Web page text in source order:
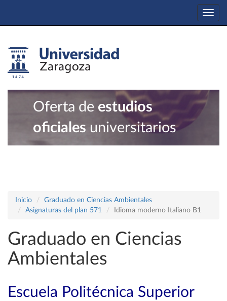
Oferta de estudios
oficiales universitarios
Inicio
Graduado en Ciencias Ambientales
Asignaturas del plan 571
Idioma moderno Italiano B1
Graduado en Ciencias
Ambientales
Escuela Politécnica Superior